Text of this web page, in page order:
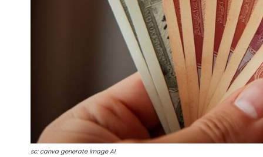
sc: canva generate image AI